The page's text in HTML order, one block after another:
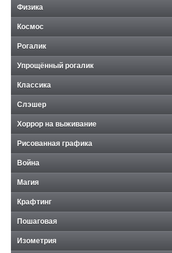
Физика
Космос
Рогалик
Упрощённый рогалик
Классика
Слэшер
Хоррор на выживание
Рисованная графика
Война
Магия
Крафтинг
Пошаговая
Изометрия